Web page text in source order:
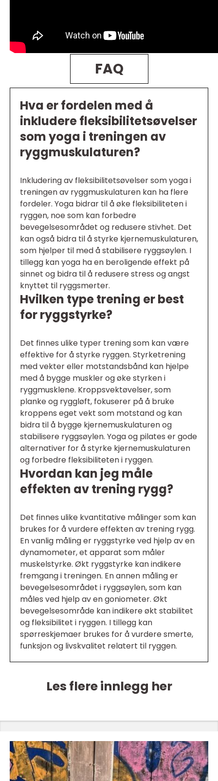
FAQ
Hva er fordelen med å
inkludere fleksibilitetsøvelser
som yoga i treningen av
ryggmuskulaturen?
Inkludering av fleksibilitetsøvelser som yoga i
treningen av ryggmuskulaturen kan ha flere
fordeler. Yoga bidrar til å øke fleksibiliteten i
ryggen, noe som kan forbedre
bevegelsesområdet og redusere stivhet. Det
kan også bidra til å styrke kjernemuskulaturen,
som hjelper til med å stabilisere ryggsøylen. I
tillegg kan yoga ha en beroligende effekt på
sinnet og bidra til å redusere stress og angst
knyttet til ryggsmerter.
Hvilken type trening er best
for ryggstyrke?
Det finnes ulike typer trening som kan være
effektive for å styrke ryggen. Styrketrening
med vekter eller motstandsbånd kan hjelpe
med å bygge muskler og øke styrken i
ryggmusklene. Kroppsvektøvelser, som
planke og ryggløft, fokuserer på å bruke
kroppens eget vekt som motstand og kan
bidra til å bygge kjernemuskulaturen og
stabilisere ryggsøylen. Yoga og pilates er gode
alternativer for å styrke kjernemuskulaturen
og forbedre fleksibiliteten i ryggen.
Hvordan kan jeg måle
effekten av trening rygg?
Det finnes ulike kvantitative målinger som kan
brukes for å vurdere effekten av trening rygg.
En vanlig måling er ryggstyrke ved hjelp av en
dynamometer, et apparat som måler
muskelstyrke. Økt ryggstyrke kan indikere
fremgang i treningen. En annen måling er
bevegelsesområdet i ryggsøylen, som kan
måles ved hjelp av en goniometer. Økt
bevegelsesområde kan indikere økt stabilitet
og fleksibilitet i ryggen. I tillegg kan
spørreskjemaer brukes for å vurdere smerte,
funksjon og livskvalitet relatert til ryggen.
Les flere innlegg her